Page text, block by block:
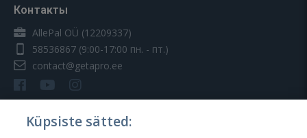
Контакты
AllePal OÜ (12209337)
58536867 (9:00-17:00 пн. - пт.)
contact@getapro.ee
Küpsiste sätted: